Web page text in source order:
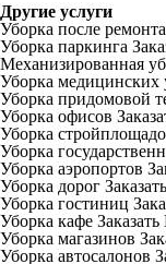
Другие услуги
Уборка после ремонта
Уборка паркинга
Механизированная
Уборка медицинских
Уборка придомовой
Уборка офисов
Уборка
Уборка
Уборка аэропортов
Уборка дорог Заказать
Уборка гостиниц
Уборка кафе Заказать
Уборка магазинов
Уборка автосалонов